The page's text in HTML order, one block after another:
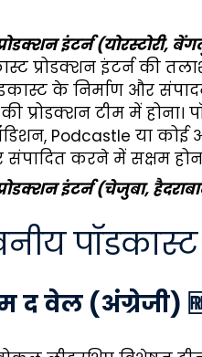
इंटर्न (योरस्टोरी,
प्रोडक्शन इंटर्न की
के निर्माण और
प्रोडक्शन टीम में
Podcastle या कोई
करने में सक्षम
इंटर्न (चेजुबा,
पॉडकास्ट
द वेल (अंग्रेजी)